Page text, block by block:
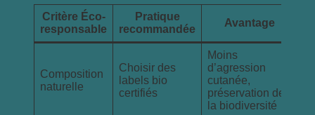
Critère Éco-
responsable
Pratique
recommandée
Avantage
Composition
naturelle
Choisir des
labels bio
certifiés
Moins
d’agression
cutanée,
préservation de
la biodiversité